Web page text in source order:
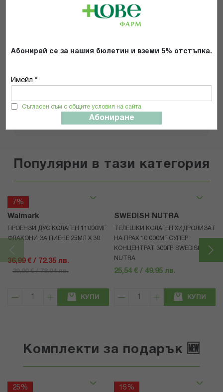
Абонирай се за нашия бюлетин и вземи 5% отстъпка.
Имейл *
Съгласен съм с общите условия на сайта
Абониране
Препоръчвам продукта
Общите условия и политиката за
Популярни в тази категория
7%
Walmark
ПРОЕНЗИ ДУО КОЛАГЕН 11000МГ
ФЛАКОНИ ЗА ПИЕНЕ 25МЛ Х 30
36,99 € / 72.35 лв.
39,90 € / 78.04 лв.
КУПИ
SWEDISH NUTRA
ТЕЛЕШКИ КОЛАГЕН ХИДРОЛИЗАТ
НА ПРАХ 10 000МГ СУПЕР
КОНЦЕНТРАТ 300ГР. SWEDISH
NUTRA
25,54 € / 49.95 лв.
КУПИ
Комплекти за подарък 🆕
25%
15%